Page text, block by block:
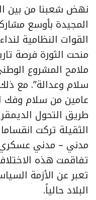
نهض شعبنا من بين
المجيدة بأوسع
القوات النظامية
منحت الثورة فرصة
ملامح المشروع
سلام وعدالة”. مع
عامين من سلام وفك
طريق التحول
الثقيلة تركت
مدني – مدني
تفاقمت هذه
تعبر عن الأزمة
البلاد حالياً.